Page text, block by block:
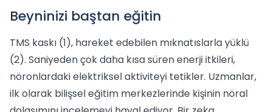
Beyninizi baştan eğitin
TMS kaskı (1), hareket edebilen mıknatıslarla yüklü
(2). Saniyeden çok daha kısa süren enerji itkileri,
nöronlardaki elektriksel aktiviteyi tetikler. Uzmanlar,
ilk olarak bilişsel eğitim merkezlerinde kişinin nöral